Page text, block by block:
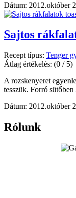
Dátum: 2012.október
Sajtos
Recept típus: Tenger
Átlag értékelés: (0 / 5)
A rozskenyeret
tesszük. Forró
Dátum: 2012.október
Rólunk